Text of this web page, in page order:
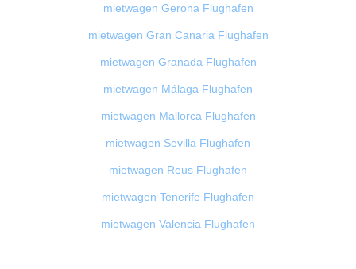
mietwagen Gerona Flughafen
mietwagen Gran Canaria Flughafen
mietwagen Granada Flughafen
mietwagen Málaga Flughafen
mietwagen Mallorca Flughafen
mietwagen Sevilla Flughafen
mietwagen Reus Flughafen
mietwagen Tenerife Flughafen
mietwagen Valencia Flughafen